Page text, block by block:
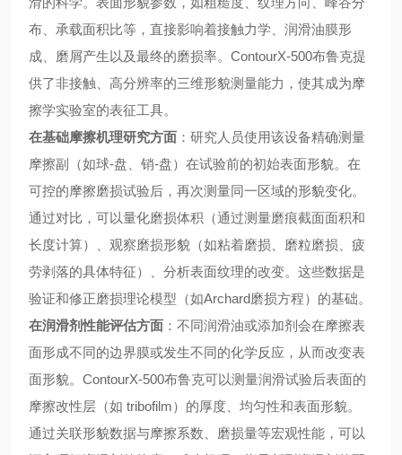
布、承载面积比等，直接影响着接触力学、润滑油膜形
成、磨屑产生以及最终的磨损率。ContourX-500布鲁克提
供了非接触、高分辨率的三维形貌测量能力，使其成为摩
擦学实验室的表征工具。
在基础摩擦机理研究方面 ：研究人员使用该设备精确测量
摩擦副（如球-盘、销-盘）在试验前的初始表面形貌。在
可控的摩擦磨损试验后，再次测量同一区域的形貌变化。
通过对比，可以量化磨损体积（通过测量磨痕截面面积和
长度计算）、观察磨损形貌（如粘着磨损、磨粒磨损、疲
劳剥落的具体特征）、分析表面纹理的改变。这些数据是
验证和修正磨损理论模型（如Archard磨损方程）的基础。
在润滑剂性能评估方面 ：不同润滑油或添加剂会在摩擦表
面形成不同的边界膜或发生不同的化学反应，从而改变表
面形貌。ContourX-500布鲁克可以测量润滑试验后表面的
摩擦改性层（如 tribofilm）的厚度、均匀性和表面形貌。
通过关联形貌数据与摩擦系数、磨损量等宏观性能，可以